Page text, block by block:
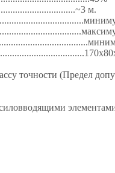
м.
точности (Предел